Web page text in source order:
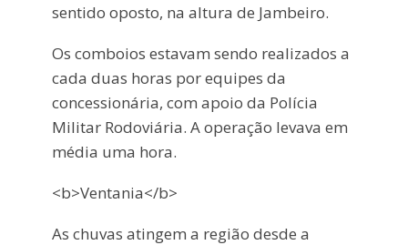
sentido oposto, na altura de Jambeiro.
Os comboios estavam sendo realizados a
cada duas horas por equipes da
concessionária, com apoio da Polícia
Militar Rodoviária. A operação levava em
média uma hora.
<b>Ventania</b>
As chuvas atingem a região desde a